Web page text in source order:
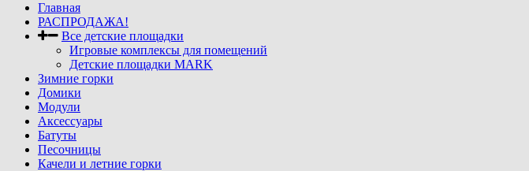
Главная
РАСПРОДАЖА!
Все детские площадки
Игровые комплексы для помещений
Детские площадки MARK
Зимние горки
Домики
Модули
Аксессуары
Батуты
Песочницы
Качели и летние горки